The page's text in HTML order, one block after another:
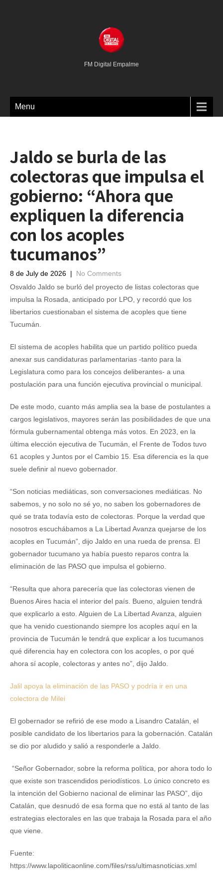
FM Digital Empalme
Menu
Jaldo se burla de las
colectoras que impulsa el
gobierno: “Ahora que
expliquen la diferencia
con los acoples
tucumanos”
8 de July de 2026 | No Comments
Osvaldo Jaldo se burló del proyecto de listas colectoras que
impulsa la Rosada, anticipado por LPO, y recordó que los
libertarios cuestionaban el sistema de acoples que tiene
Tucumán.
El sistema de acoples habilita que un partido político pueda
anexar sus candidaturas parlamentarias -tanto para la
Legislatura como para los concejos deliberantes- a una
postulación para una función ejecutiva provincial o municipal.
De este modo, cuanto más amplia sea la base de postulantes a
cargos legislativos, mayores serán las posibilidades de que una
fórmula gubernamental obtenga más votos. En 2023, en la
última elección ejecutiva de Tucumán, el Frente de Todos tuvo
61 acoples y Juntos por el Cambio 15. Esa diferencia es la que
suele definir al nuevo gobernador.
“Son noticias mediáticas, son conversaciones mediáticas. No
sabemos, y no solo no sé yo, no saben los gobernadores de
qué se trata todavía esto de colectoras. Porque la verdad que
nosotros escuchábamos a La Libertad Avanza quejarse de los
acoples en Tucumán”, dijo Jaldo en una rueda de prensa. El
gobernador tucumano ya había puesto reparos contra la
eliminación de las PASO que impulsa el gobierno.
“Resulta que ahora parecería que las colectoras vienen de
Buenos Aires hacia el interior del país. Bueno, alguien tendrá
que explicarlo a esto. Alguien de La Libertad Avanza, alguien
que ha venido cuestionando siempre los acoples aquí en la
provincia de Tucumán le tendrá que explicar a los tucumanos
qué diferencia hay en colectora con los acoples, o por qué
ahora sí acople, colectoras y antes no”, dijo Jaldo.
Jalil apoya la eliminación de las PASO y podría ir en una
colectora de Milei
El gobernador se refirió de ese modo a Lisandro Catalán, el
posible candidato de los libertarios para la gobernación. Catalán
se dio por aludido y salió a responderle a Jaldo.
“Señor Gobernador, sobre la reforma política, por ahora todo lo
que existe son trascendidos periodísticos. Lo único concreto es
la intención del Gobierno nacional de eliminar las PASO”, dijo
Catalán, que desnudó de esa forma que no está al tanto de las
estrategias electorales en las que trabaja la Rosada para el año
que viene.
Fuente:
https://www.lapoliticaonline.com/files/rss/ultimasnoticias.xml